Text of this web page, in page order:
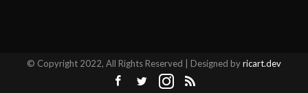
© Copyright 2022, All Rights Reserved | Designed byricart.dev